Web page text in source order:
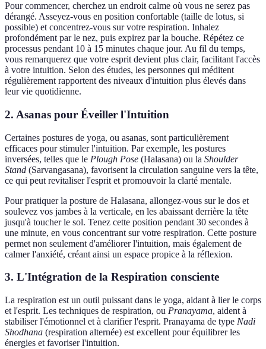
Pour commencer, cherchez un endroit calme où vous ne serez pas
dérangé. Asseyez-vous en position confortable (taille de lotus, si
possible) et concentrez-vous sur votre respiration. Inhalez
profondément par le nez, puis expirez par la bouche. Répétez ce
processus pendant 10 à 15 minutes chaque jour. Au fil du temps,
vous remarquerez que votre esprit devient plus clair, facilitant l'accès
à votre intuition. Selon des études, les personnes qui méditent
régulièrement rapportent des niveaux d'intuition plus élevés dans
leur vie quotidienne.
2. Asanas pour Éveiller l'Intuition
Certaines postures de yoga, ou asanas, sont particulièrement
efficaces pour stimuler l'intuition. Par exemple, les postures
inversées, telles que le Plough Pose (Halasana) ou la Shoulder
Stand (Sarvangasana), favorisent la circulation sanguine vers la tête,
ce qui peut revitaliser l'esprit et promouvoir la clarté mentale.
Pour pratiquer la posture de Halasana, allongez-vous sur le dos et
soulevez vos jambes à la verticale, en les abaissant derrière la tête
jusqu'à toucher le sol. Tenez cette position pendant 30 secondes à
une minute, en vous concentrant sur votre respiration. Cette posture
permet non seulement d'améliorer l'intuition, mais également de
calmer l'anxiété, créant ainsi un espace propice à la réflexion.
3. L'Intégration de la Respiration consciente
La respiration est un outil puissant dans le yoga, aidant à lier le corps
et l'esprit. Les techniques de respiration, ou Pranayama, aident à
stabiliser l'émotionnel et à clarifier l'esprit. Pranayama de type Nadi
Shodhana (respiration alternée) est excellent pour équilibrer les
énergies et favoriser l'intuition.